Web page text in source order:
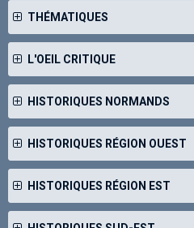
THÉMATIQUES
L'OEIL CRITIQUE
HISTORIQUES NORMANDS
HISTORIQUES RÉGION OUEST
HISTORIQUES RÉGION EST